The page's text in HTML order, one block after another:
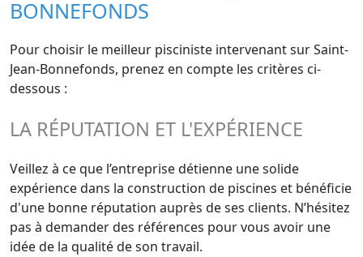
BONNEFONDS
Pour choisir le meilleur pisciniste intervenant sur Saint-
Jean-Bonnefonds, prenez en compte les critères ci-
dessous :
LA RÉPUTATION ET L'EXPÉRIENCE
Veillez à ce que l’entreprise détienne une solide
expérience dans la construction de piscines et bénéficie
d'une bonne réputation auprès de ses clients. N’hésitez
pas à demander des références pour vous avoir une
idée de la qualité de son travail.